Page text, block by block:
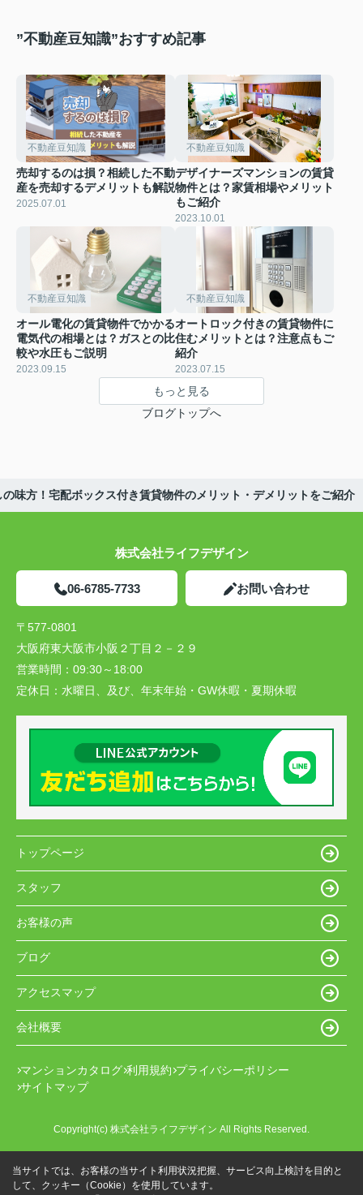
”不動産豆知識”おすすめ記事
不動産豆知識
売却するのは損？相続した不動
産を売却するデメリットも解説
2025.07.01
不動産豆知識
デザイナーズマンションの賃貸
物件とは？家賃相場やメリット
もご紹介
2023.10.01
不動産豆知識
オール電化の賃貸物件でかかる
電気代の相場とは？ガスとの比
較や水圧もご説明
2023.09.15
不動産豆知識
オートロック付きの賃貸物件に
住むメリットとは？注意点もご
紹介
2023.07.15
もっと見る
ブログトップへ
の味方！宅配ボックス付き賃貸物件のメリット・デメリットをご紹介
株式会社ライフデザイン
06-6785-7733 お問い合わせ
〒577-0801
大阪府東大阪市小阪２丁目２－２９
営業時間： 09:30～18:00
定休日： 水曜日、及び、年末年始・GW休暇・夏期休暇
トップページ
スタッフ
お客様の声
ブログ
アクセスマップ
会社概要
マンションカタログ 利用規約 プライバシーポリシー
サイトマップ
Copyright(c) 株式会社ライフデザイン All Rights Reserved.
当サイトでは、お客様の当サイト利用状況把握、サービス向上検討を目的と
して、クッキー（Cookie）を使用しています。